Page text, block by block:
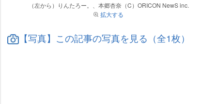
（左から）りんたろー。、本郷杏奈（C）ORICON NewS inc.
拡大する
【写真】この記事の写真を見る（全1枚）